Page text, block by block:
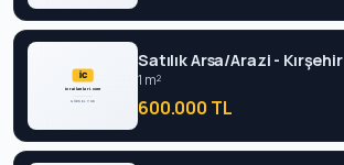
Satılık Arsa/Arazi - Kırşehir
1 m²
600.000 TL